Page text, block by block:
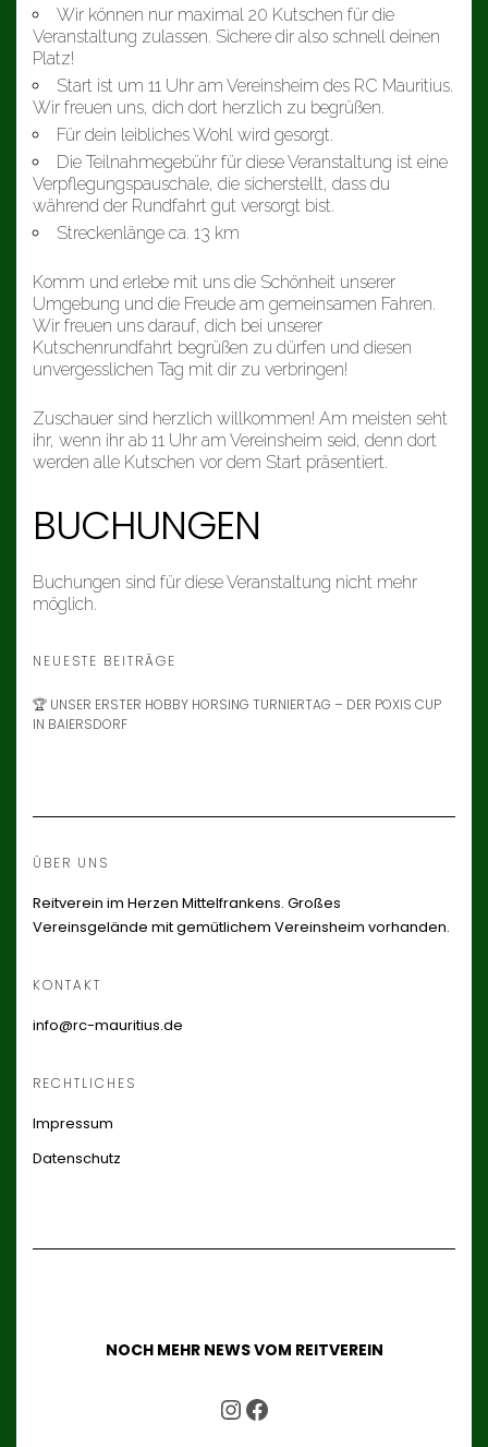
Wir können nur maximal 20 Kutschen für die
Veranstaltung zulassen. Sichere dir also schnell deinen
Platz!
Start ist um 11 Uhr am Vereinsheim des RC Mauritius.
Wir freuen uns, dich dort herzlich zu begrüßen.
Für dein leibliches Wohl wird gesorgt.
Die Teilnahmegebühr für diese Veranstaltung ist eine
Verpflegungspauschale, die sicherstellt, dass du
während der Rundfahrt gut versorgt bist.
Streckenlänge ca. 13 km
Komm und erlebe mit uns die Schönheit unserer
Umgebung und die Freude am gemeinsamen Fahren.
Wir freuen uns darauf, dich bei unserer
Kutschenrundfahrt begrüßen zu dürfen und diesen
unvergesslichen Tag mit dir zu verbringen!
Zuschauer sind herzlich willkommen! Am meisten seht
ihr, wenn ihr ab 11 Uhr am Vereinsheim seid, denn dort
werden alle Kutschen vor dem Start präsentiert.
BUCHUNGEN
Buchungen sind für diese Veranstaltung nicht mehr
möglich.
NEUESTE BEITRÄGE
🏆 UNSER ERSTER HOBBY HORSING TURNIERTAG – DER POXIS CUP
IN BAIERSDORF
ÜBER UNS
Reitverein im Herzen Mittelfrankens. Großes
Vereinsgelände mit gemütlichem Vereinsheim vorhanden.
KONTAKT
info@rc-mauritius.de
RECHTLICHES
Impressum
Datenschutz
NOCH MEHR NEWS VOM REITVEREIN
UNSER INSTAGRAM ACCOUNT
UNSER FACEBOOK ACCOUNT